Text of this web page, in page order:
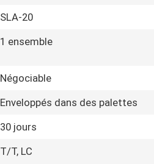
SLA-20
1 ensemble
Négociable
Enveloppés dans des palettes
30 jours
T/T, LC